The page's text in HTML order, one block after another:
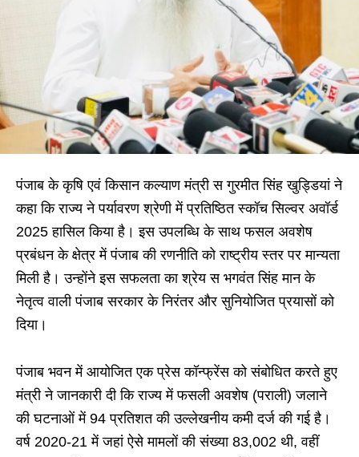
पंजाब के कृषि एवं किसान कल्याण मंत्री स गुरमीत सिंह खुड्डियां ने
कहा कि राज्य ने पर्यावरण श्रेणी में प्रतिष्ठित स्कॉच सिल्वर अवॉर्ड
2025 हासिल किया है। इस उपलब्धि के साथ फसल अवशेष
प्रबंधन के क्षेत्र में पंजाब की रणनीति को राष्ट्रीय स्तर पर मान्यता
मिली है। उन्होंने इस सफलता का श्रेय स भगवंत सिंह मान के
नेतृत्व वाली पंजाब सरकार के निरंतर और सुनियोजित प्रयासों को
दिया।
पंजाब भवन में आयोजित एक प्रेस कॉन्फ्रेंस को संबोधित करते हुए
मंत्री ने जानकारी दी कि राज्य में फसली अवशेष (पराली) जलाने
की घटनाओं में 94 प्रतिशत की उल्लेखनीय कमी दर्ज की गई है।
वर्ष 2020-21 में जहां ऐसे मामलों की संख्या 83,002 थी, वहीं